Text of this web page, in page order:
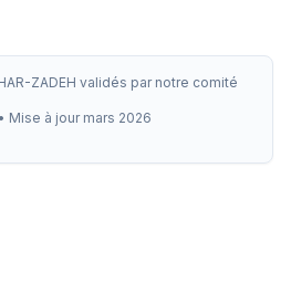
ZADEH validés par notre comité
Mise à jour mars 2026